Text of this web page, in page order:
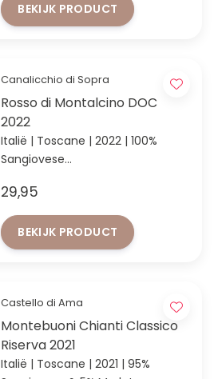
BEKIJK PRODUCT
Canalicchio di Sopra
Rosso di Montalcino DOC
2022
Italië | Toscane | 2022 | 100%
Sangiovese
een fantastische verhouding
tussen prijs & kwaliteit
29,95
BEKIJK PRODUCT
Castello di Ama
Montebuoni Chianti Classico
Riserva 2021
Italië | Toscane | 2021 | 95%